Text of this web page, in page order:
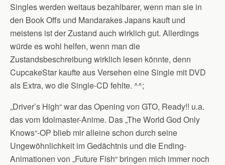
Singles werden weitaus bezahlbarer, wenn man sie in
den Book Offs und Mandarakes Japans kauft und
meistens ist der Zustand auch wirklich gut. Allerdings
würde es wohl helfen, wenn man die
Zustandsbeschreibung wirklich lesen könnte, denn
CupcakeStar kaufte aus Versehen eine Single mit DVD
als Extra, wo die Single-CD fehlte. ^^;
„Driver’s High“ war das Opening von GTO, Ready!! u.a.
das vom Idolmaster-Anime. Das „The World God Only
Knows“-OP blieb mir alleine schon durch seine
Ungewöhnlichkeit im Gedächtnis und die Ending-
Animationen von „Future Fish“ bringen mich immer noch